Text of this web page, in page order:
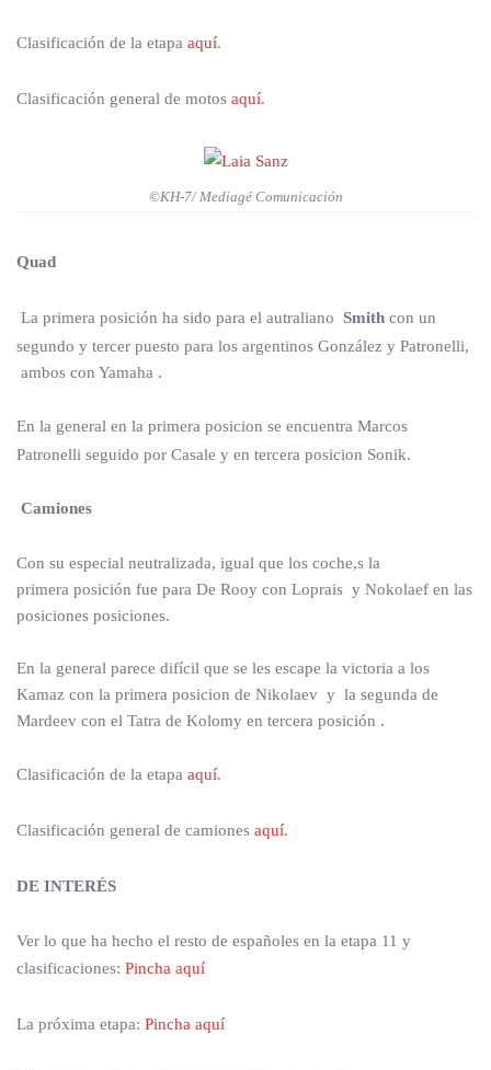
Clasificación de la etapa aquí.
Clasificación general de motos aquí.
©KH-7/ Mediagé Comunicación
Quad
La primera posición ha sido para el autraliano Smith con un
segundo y tercer puesto para los argentinos González y Patronelli,
ambos con Yamaha .
En la general en la primera posicion se encuentra Marcos
Patronelli seguido por Casale y en tercera posicion Sonik.
Camiones
Con su especial neutralizada, igual que los coche,s la
primera posición fue para De Rooy con Loprais y Nokolaef en las
posiciones posiciones.
En la general parece difícil que se les escape la victoria a los
Kamaz con la primera posicion de Nikolaev y la segunda de
Mardeev con el Tatra de Kolomy en tercera posición .
Clasificación de la etapa aquí.
Clasificación general de camiones aquí.
DE INTERÉS
Ver lo que ha hecho el resto de españoles en la etapa 11 y
clasificaciones: Pincha aquí
La próxima etapa: Pincha aquí